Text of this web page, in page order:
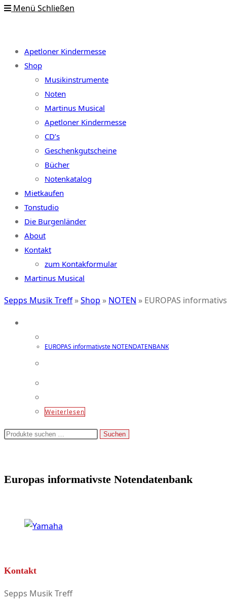
Menü Schließen
Apetloner Kindermesse
Shop
Musikinstrumente
Noten
Martinus Musical
Apetloner Kindermesse
CD’s
Geschenkgutscheine
Bücher
Notenkatalog
Mietkaufen
Tonstudio
Die Burgenländer
About
Kontakt
zum Kontakformular
Martinus Musical
Sepps Musik Treff»Shop » NOTEN » EUROPAS
EUROPAS informativste NOTENDATENBANK
Weiterlesen
Suchen
Suchen
Europas informativste Notendatenbank
Kontakt
Sepps Musik Treff